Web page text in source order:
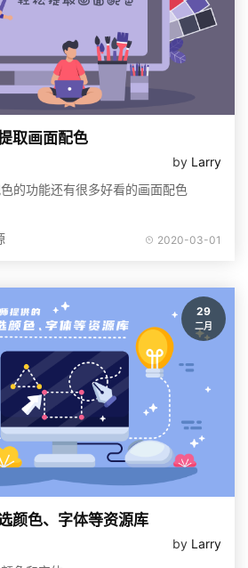
取画面配色
by Larry
的功能还有很多好看的画面配色
2020-03-01
29
二月
颜色、字体等资源库
by Larry